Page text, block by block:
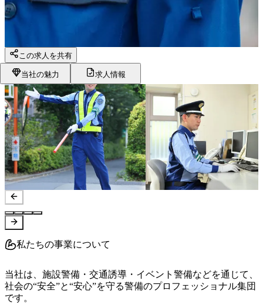
この求人を共有
当社の魅力 求人情報
私たちの事業について
当社は、施設警備・交通誘導・イベント警備などを通じて、
社会の“安全”と“安心”を守る警備のプロフェッショナル集団
です。